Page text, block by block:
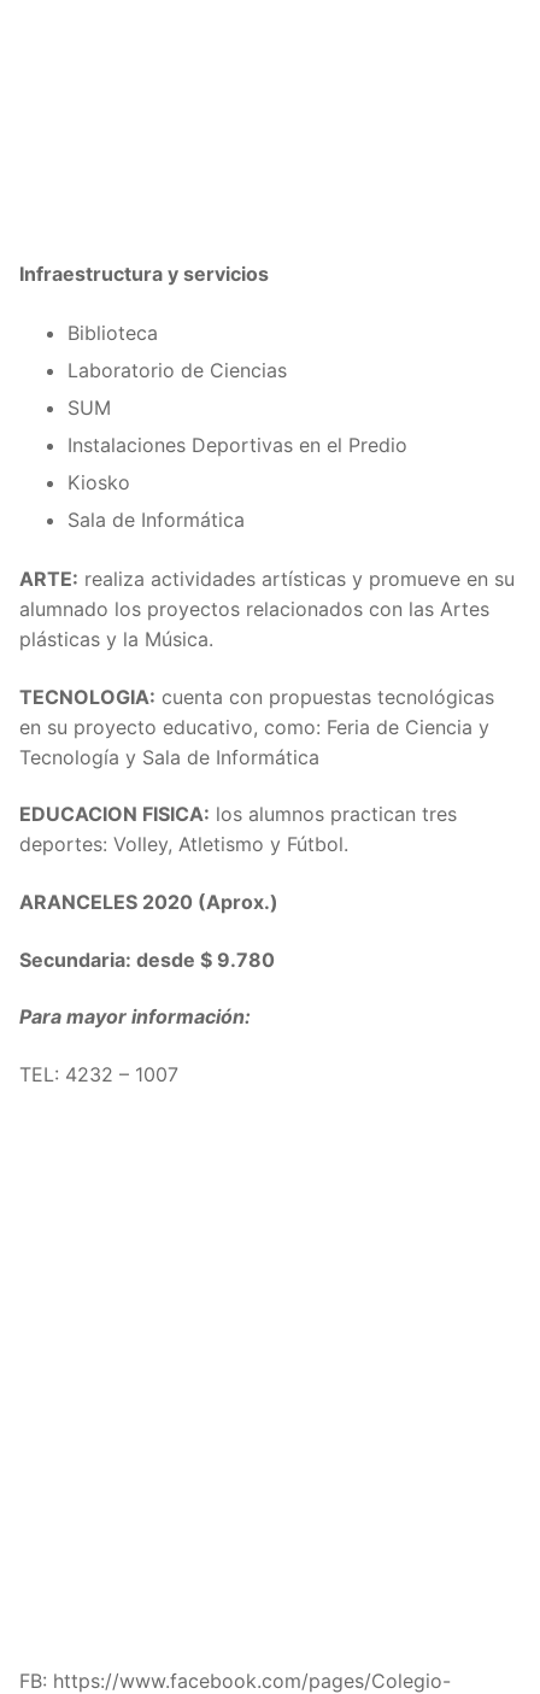
Infraestructura y servicios
Biblioteca
Laboratorio de Ciencias
SUM
Instalaciones Deportivas en el Predio
Kiosko
Sala de Informática
ARTE: realiza actividades artísticas y promueve en su
alumnado los proyectos relacionados con las Artes
plásticas y la Música.
TECNOLOGIA: cuenta con propuestas tecnológicas
en su proyecto educativo, como: Feria de Ciencia y
Tecnología y Sala de Informática
EDUCACION FISICA: los alumnos practican tres
deportes: Volley, Atletismo y Fútbol.
ARANCELES 2020 (Aprox.)
Secundaria: desde $ 9.780
Para mayor información:
TEL: 4232 – 1007
FB: https://www.facebook.com/pages/Colegio-